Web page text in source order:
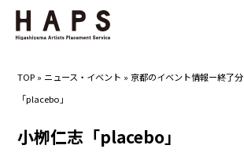
TOP » ニュース・イベント »京都のイベント情報ー終了分
「placebo」
小栁仁志「placebo」